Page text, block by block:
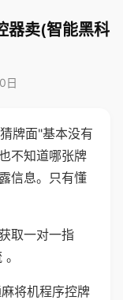
器卖(智能黑科
日
牌面"基本没有
不知道哪张牌
信息。只有懂
取一对一指
将机程序控牌